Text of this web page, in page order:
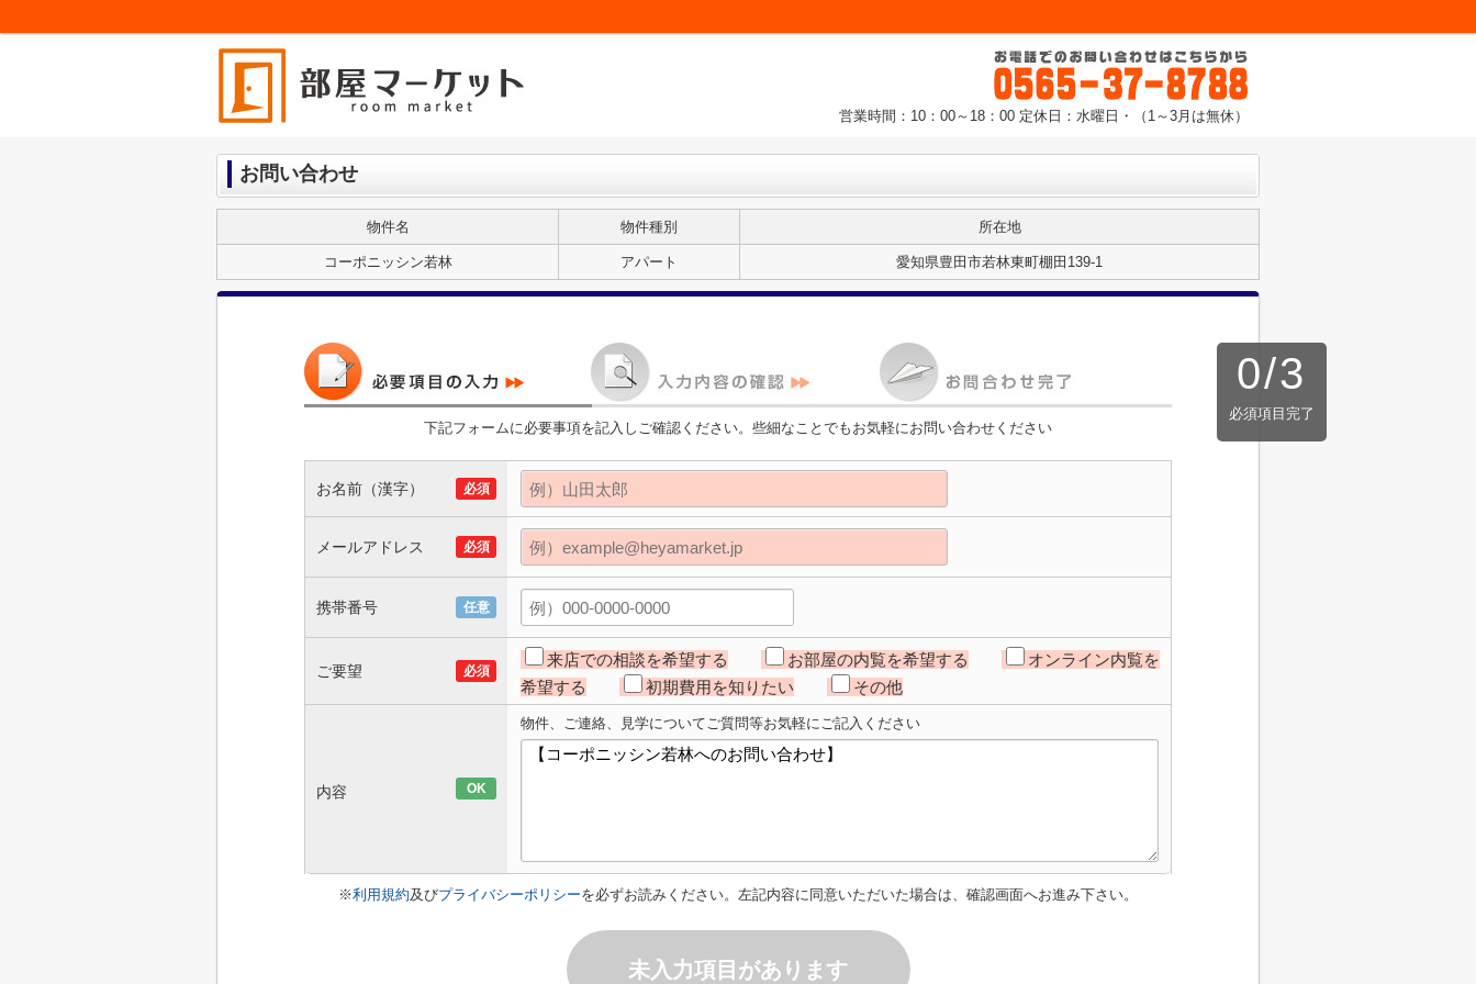
営業時間：10：00～18：00 定休日：水曜日・（1～3月は無休）
お問い合わせ
物件名 物件種別 所在地
コーポニッシン若林 アパート 愛知県豊田市若林東町棚田139-1
0/3
必須項目完了
下記フォームに必要事項を記入しご確認ください。些細なことでもお気軽にお問い合わせください
お名前（漢字） 必須
メールアドレス 必須
携帯番号 任意
ご要望 必須
来店での相談を希望する お部屋の内覧を希望する
オンライン内覧を
希望する
初期費用を知りたい その他
内容 OK
物件、ご連絡、見学についてご質問等お気軽にご記入ください
※利用規約及びプライバシーポリシーを必ずお読みください。左記内容に同意いただいた場合は、確認画面へお進み下さい。
未入力項目があります